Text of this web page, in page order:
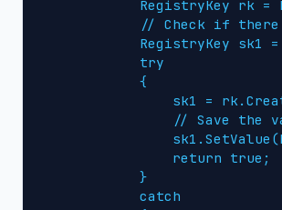
RegistryKey rk =
// Check if
RegistryKey sk1 =
            try
            {
sk1 =
// Save the
                return true;
            }
            catch